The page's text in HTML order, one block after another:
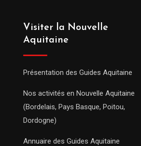
Visiter la Nouvelle
Aquitaine
Présentation des Guides Aquitaine
Nos activités en Nouvelle Aquitaine
(Bordelais, Pays Basque, Poitou,
Dordogne)
Annuaire des Guides Aquitaine